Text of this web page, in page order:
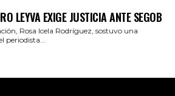
LEYVA EXIGE JUSTICIA ANTE SEGOB
Rosa Icela Rodríguez, sostuvo una
periodista...